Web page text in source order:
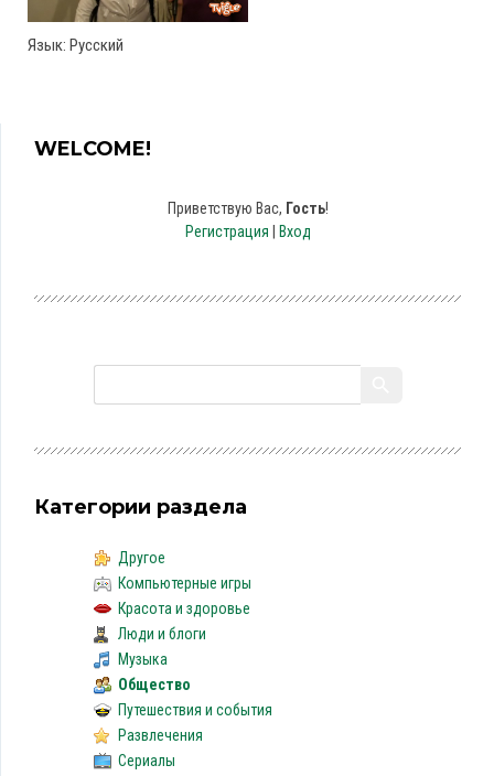
Язык: Русский
WELCOME!
Приветствую Вас, Гость!
Регистрация
Вход
Категории раздела
Другое
Компьютерные игры
Красота и здоровье
Люди и блоги
Музыка
Общество
Путешествия и события
Развлечения
Сериалы